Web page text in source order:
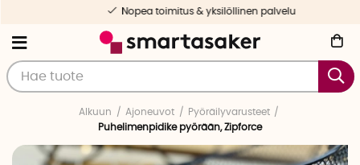
Nopea toimitus & yksilöllinen palvelu
Alkuun Ajoneuvot
Pyöräilyvarusteet
Puhelimenpidike pyörään, Zipforce